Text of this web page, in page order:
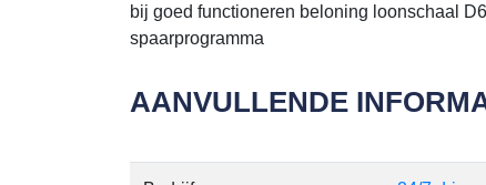
bij goed functioneren beloning loonschaal
spaarprogramma
AANVULLENDE